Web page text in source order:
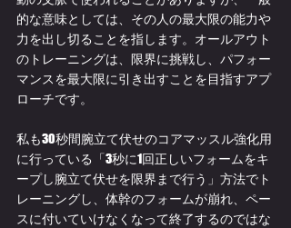
的な意味としては、その人の最大限の能力や
力を出し切ることを指します。オールアウト
のトレーニングは、限界に挑戦し、パフォー
マンスを最大限に引き出すことを目指すアプ
ローチです。
私も30秒間腕立て伏せのコアマッスル強化用
に行っている「3秒に1回正しいフォームをキ
ープし腕立て伏せを限界まで行う」方法でト
レーニングし、体幹のフォームが崩れ、ペー
スに付いていけなくなって終了するのではな